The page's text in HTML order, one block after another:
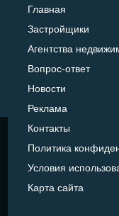
Главная
Застройщики
Агентства
Вопрос-ответ
Новости
Реклама
Контакты
Политика
Условия
Карта сайта